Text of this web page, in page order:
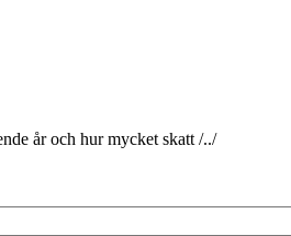
år och hur mycket skatt /../